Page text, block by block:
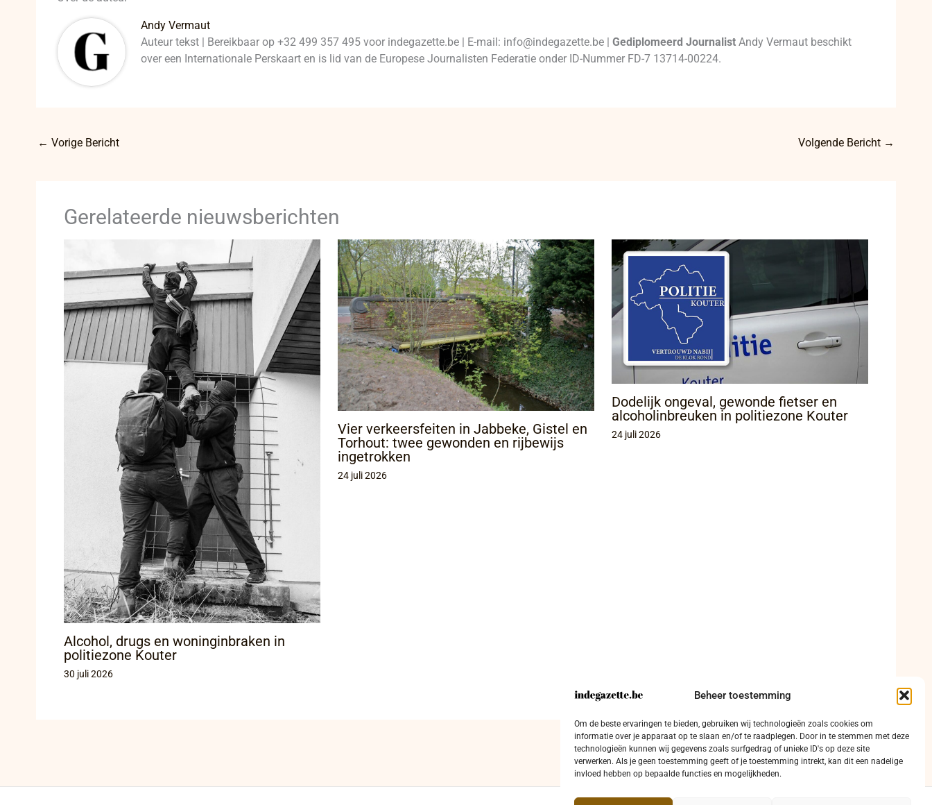
Beheer toestemming
Om de beste ervaringen te bieden, gebruiken wij technologieën zoals cookies om
informatie over je apparaat op te slaan en/of te raadplegen. Door in te stemmen met deze
technologieën kunnen wij gegevens zoals surfgedrag of unieke ID's op deze site
verwerken. Als je geen toestemming geeft of je toestemming intrekt, kan dit een nadelige
invloed hebben op bepaalde functies en mogelijkheden.
Andy Vermaut
Auteur tekst | Bereikbaar op +32 499 357 495 voor indegazette.be | E-mail: info@indegazette.be |Gediplomeerd Journalist Andy Vermaut beschikt
over een Internationale Perskaart en is lid van de Europese Journalisten Federatie onder ID-Nummer FD-7 13714-00224.
← Vorige Bericht Volgende Bericht →
Gerelateerde nieuwsberichten
Alcohol, drugs en woninginbraken in
politiezone Kouter
30 juli 2026
Vier verkeersfeiten in Jabbeke, Gistel en
Torhout: twee gewonden en rijbewijs
ingetrokken
24 juli 2026
Dodelijk ongeval, gewonde fietser en
alcoholinbreuken in politiezone Kouter
24 juli 2026